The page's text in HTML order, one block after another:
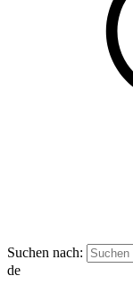
Suchen nach:
de